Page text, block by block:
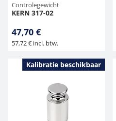
Controlegewicht
KERN 317-02
47,70 €
57,72 € incl. btw.
Kalibratie beschikbaar